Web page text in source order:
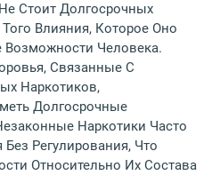
Стоит Долгосрочных
Влияния, Которое Оно
Возможности Человека.
Связанные С
Наркотиков,
Долгосрочные
Наркотики Часто
Регулирования, Что
Относительно Их Состава